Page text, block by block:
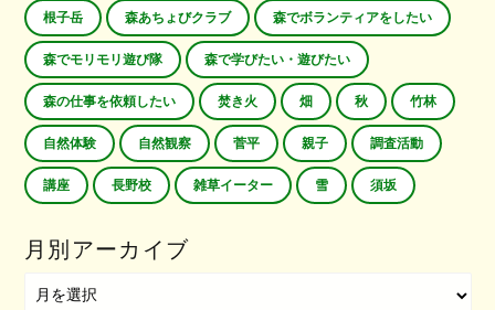
根子岳 森あちょびクラブ 森でボランティアをしたい
森でモリモリ遊び隊 森で学びたい・遊びたい
森の仕事を依頼したい 焚き火 畑 秋 竹林
自然体験 自然観察 菅平 親子 調査活動
講座 長野校 雑草イーター 雪 須坂
月別アーカイブ